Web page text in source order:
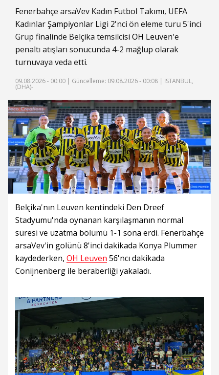
Fenerbahçe arsaVev Kadın Futbol Takımı, UEFA
KadınlarŞampiyonlar Ligi 2'nci ön eleme turu 5'inci
Grup finalinde Belçika temsilcisi OH Leuven'e
penaltı atışları sonucunda 4-2 mağlup olarak
turnuvaya veda etti.
09.08.2026 - 00:00 | Güncelleme: 09.08.2026 - 00:08 | İSTANBUL,
(DHA)-
Belçika'nın Leuven kentindeki Den Dreef
Stadyumu'nda oynanan karşılaşmanın normal
süresi ve uzatma bölümü 1-1 sona erdi. Fenerbahçe
arsaVev'in golünü 8'inci dakikada Konya Plummer
kaydederken, OH Leuven 56'ncı dakikada
Conijnenberg ile beraberliği yakaladı.